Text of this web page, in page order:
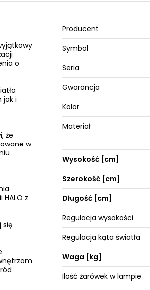
o
jak i
że
w
z
się
Producent
Symbol
Seria
Gwarancja
Kolor
Materiał
Wysokość [cm]
Szerokość [cm]
Długość [cm]
Regulacja wysokości
Regulacja kąta światła
Waga [kg]
Ilość żarówek w lampie